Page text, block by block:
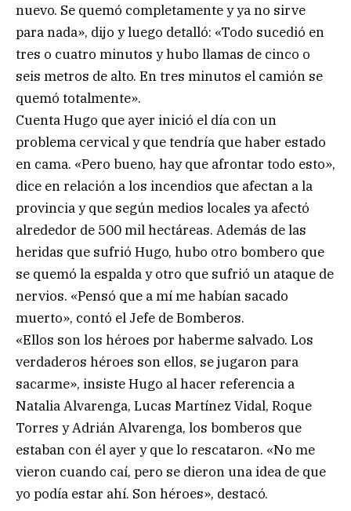
nuevo. Se quemó completamente y ya no sirve
para nada», dijo y luego detalló: «Todo sucedió en
tres o cuatro minutos y hubo llamas de cinco o
seis metros de alto. En tres minutos el camión se
quemó totalmente».
Cuenta Hugo que ayer inició el día con un
problema cervical y que tendría que haber estado
en cama. «Pero bueno, hay que afrontar todo esto»,
dice en relación a los incendios que afectan a la
provincia y que según medios locales ya afectó
alrededor de 500 mil hectáreas. Además de las
heridas que sufrió Hugo, hubo otro bombero que
se quemó la espalda y otro que sufrió un ataque de
nervios. «Pensó que a mí me habían sacado
muerto», contó el Jefe de Bomberos.
«Ellos son los héroes por haberme salvado. Los
verdaderos héroes son ellos, se jugaron para
sacarme», insiste Hugo al hacer referencia a
Natalia Alvarenga, Lucas Martínez Vidal, Roque
Torres y Adrián Alvarenga, los bomberos que
estaban con él ayer y que lo rescataron. «No me
vieron cuando caí, pero se dieron una idea de que
yo podía estar ahí. Son héroes», destacó.